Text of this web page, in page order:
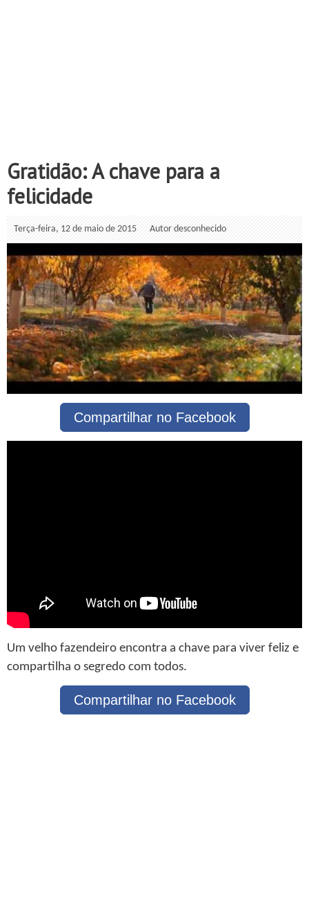
Gratidão: A chave para a
felicidade
Terça-feira, 12 de maio de 2015 Autor desconhecido
Compartilhar no Facebook
Um velho fazendeiro encontra a chave para viver feliz e
compartilha o segredo com todos.
Compartilhar no Facebook